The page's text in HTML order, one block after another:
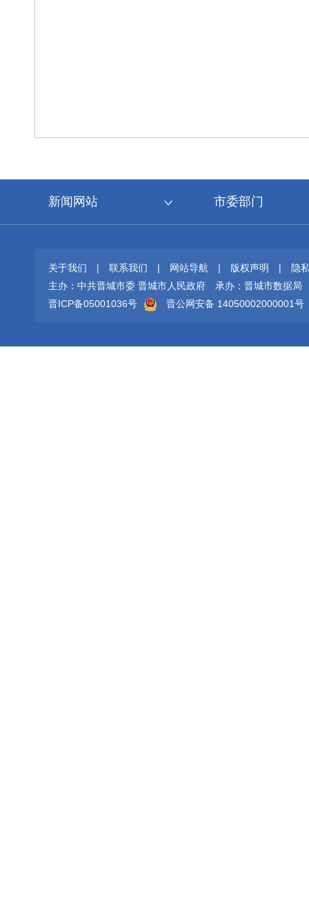
新闻网站 市委部门
关于我们 | 联系我们 | 网站导航 | 版权声明 |
隐
主办：中共晋城市委 晋城市人民政府
承办：晋城市数据局
晋ICP备05001036号
晋公网安备 14050002000001号